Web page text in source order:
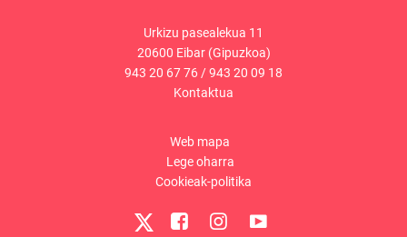
Urkizu pasealekua 11
20600 Eibar (Gipuzkoa)
943 20 67 76 /943 20 09 18
Kontaktua
Web mapa
Lege oharra
Cookieak-politika